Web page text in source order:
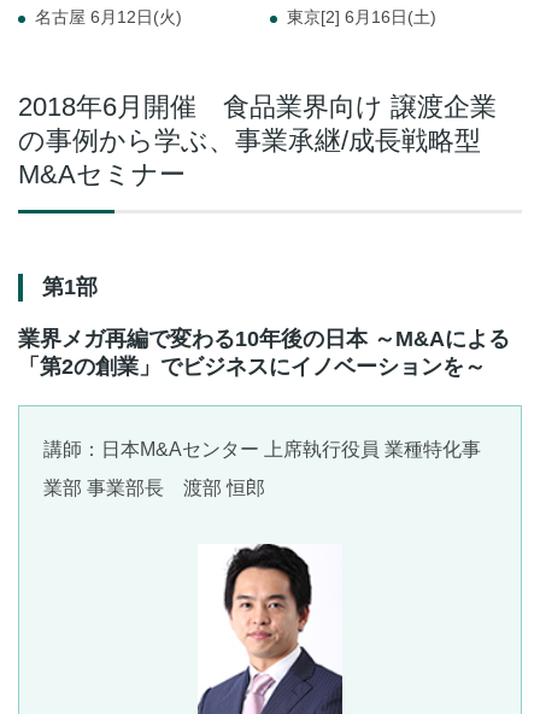
名古屋 6月12日(火)
東京[2] 6月16日(土)
2018年6月開催 食品業界向け 譲渡企業
の事例から学ぶ、事業承継/成長戦略型
M&Aセミナー
第1部
業界メガ再編で変わる10年後の日本 ～M&Aによる
「第2の創業」でビジネスにイノベーションを～
講師：日本M&Aセンター 上席執行役員 業種特化事
業部 事業部長 渡部 恒郎